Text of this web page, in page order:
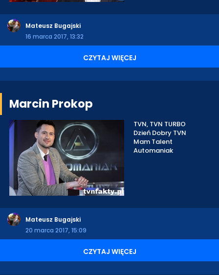
Mateusz Bugajski
16 marca 2017, 13:32
CZYTAJ WIĘCEJ
Marcin Prokop
TVN, TVN TURBO
Dzień Dobry TVN
Mam Talent
Automaniak
Mateusz Bugajski
20 marca 2017, 15:09
CZYTAJ WIĘCEJ